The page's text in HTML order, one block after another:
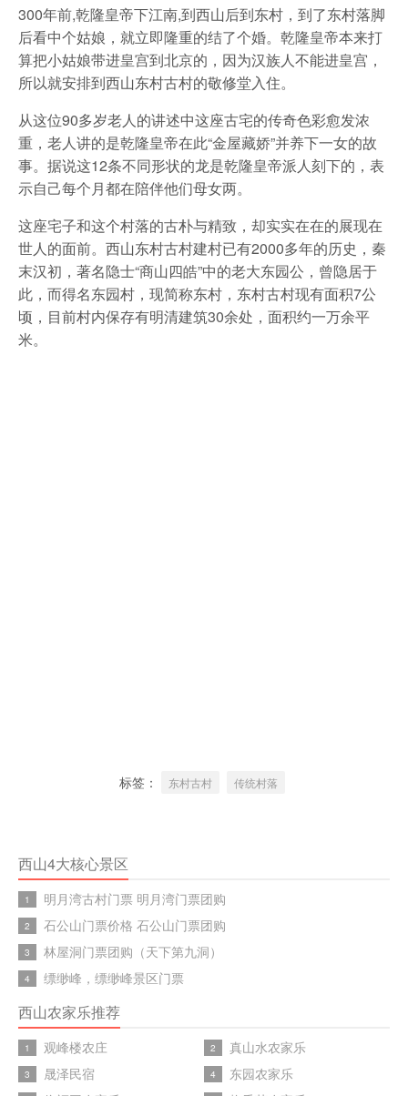
300年前,乾隆皇帝下江南,到西山后到东村，到了东村落脚
后看中个姑娘，就立即隆重的结了个婚。乾隆皇帝本来打
算把小姑娘带进皇宫到北京的，因为汉族人不能进皇宫，
所以就安排到西山东村古村的敬修堂入住。
从这位90多岁老人的讲述中这座古宅的传奇色彩愈发浓
重，老人讲的是乾隆皇帝在此“金屋藏娇”并养下一女的故
事。据说这12条不同形状的龙是乾隆皇帝派人刻下的，表
示自己每个月都在陪伴他们母女两。
这座宅子和这个村落的古朴与精致，却实实在在的展现在
世人的面前。西山东村古村建村已有2000多年的历史，秦
末汉初，著名隐士“商山四皓”中的老大东园公，曾隐居于
此，而得名东园村，现简称东村，东村古村现有面积7公
顷，目前村内保存有明清建筑30余处，面积约一万余平
米。
标签： 东村古村 传统村落
西山4大核心景区
1 明月湾古村门票 明月湾门票团购
2 石公山门票价格 石公山门票团购
3 林屋洞门票团购（天下第九洞）
4 缥缈峰，缥缈峰景区门票
西山农家乐推荐
1 观峰楼农庄 2 真山水农家乐
3 晟泽民宿 4 东园农家乐